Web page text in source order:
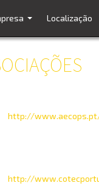
...
Localização
http://
http://